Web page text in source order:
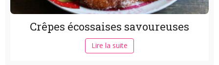
Crêpes écossaises savoureuses
Lire la suite